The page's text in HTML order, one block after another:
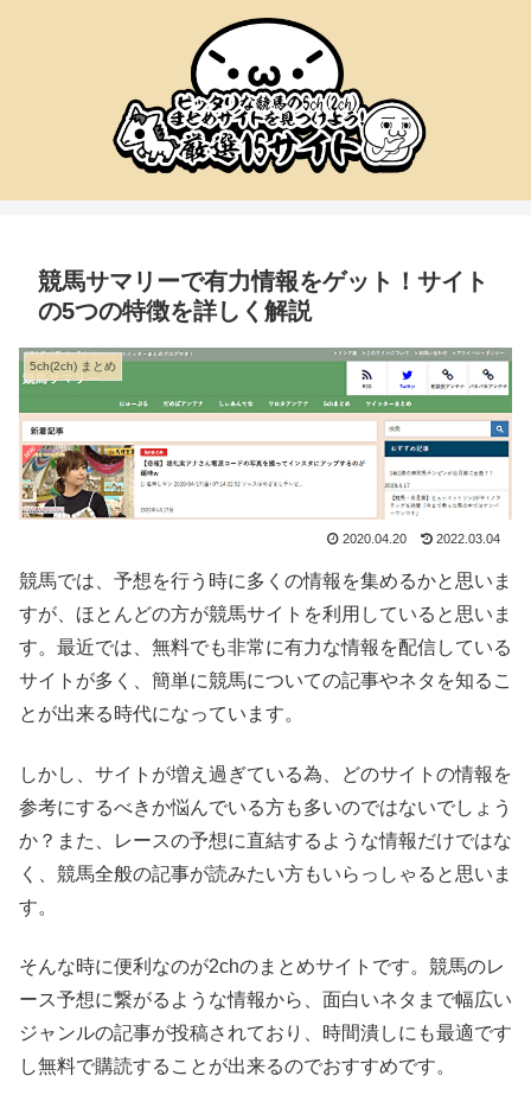
競馬サマリーで有力情報をゲット！サイト
の5つの特徴を詳しく解説
5ch(2ch) まとめ
2020.04.20 2022.03.04
競馬では、予想を行う時に多くの情報を集めるかと思いま
すが、ほとんどの方が競馬サイトを利用していると思いま
す。最近では、無料でも非常に有力な情報を配信している
サイトが多く、簡単に競馬についての記事やネタを知るこ
とが出来る時代になっています。
しかし、サイトが増え過ぎている為、どのサイトの情報を
参考にするべきか悩んでいる方も多いのではないでしょう
か？また、レースの予想に直結するような情報だけではな
く、競馬全般の記事が読みたい方もいらっしゃると思いま
す。
そんな時に便利なのが2chのまとめサイトです。競馬のレ
ース予想に繋がるような情報から、面白いネタまで幅広い
ジャンルの記事が投稿されており、時間潰しにも最適です
し無料で購読することが出来るのでおすすめです。